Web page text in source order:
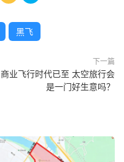
黑飞
下一篇
商业飞行时代已至 太空旅行会
是一门好生意吗？